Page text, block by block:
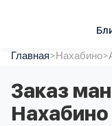
Услуги
Автопарк
Тарифы
Акции
Главная>Нахабино>
Заказ
Нахабино